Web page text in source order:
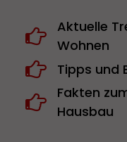
Aktuelle
Wohnen
Tipps und
Fakten
Hausbau